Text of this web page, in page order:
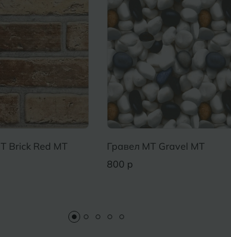
Brick Red MT
Гравел MT Gravel MT
800 р